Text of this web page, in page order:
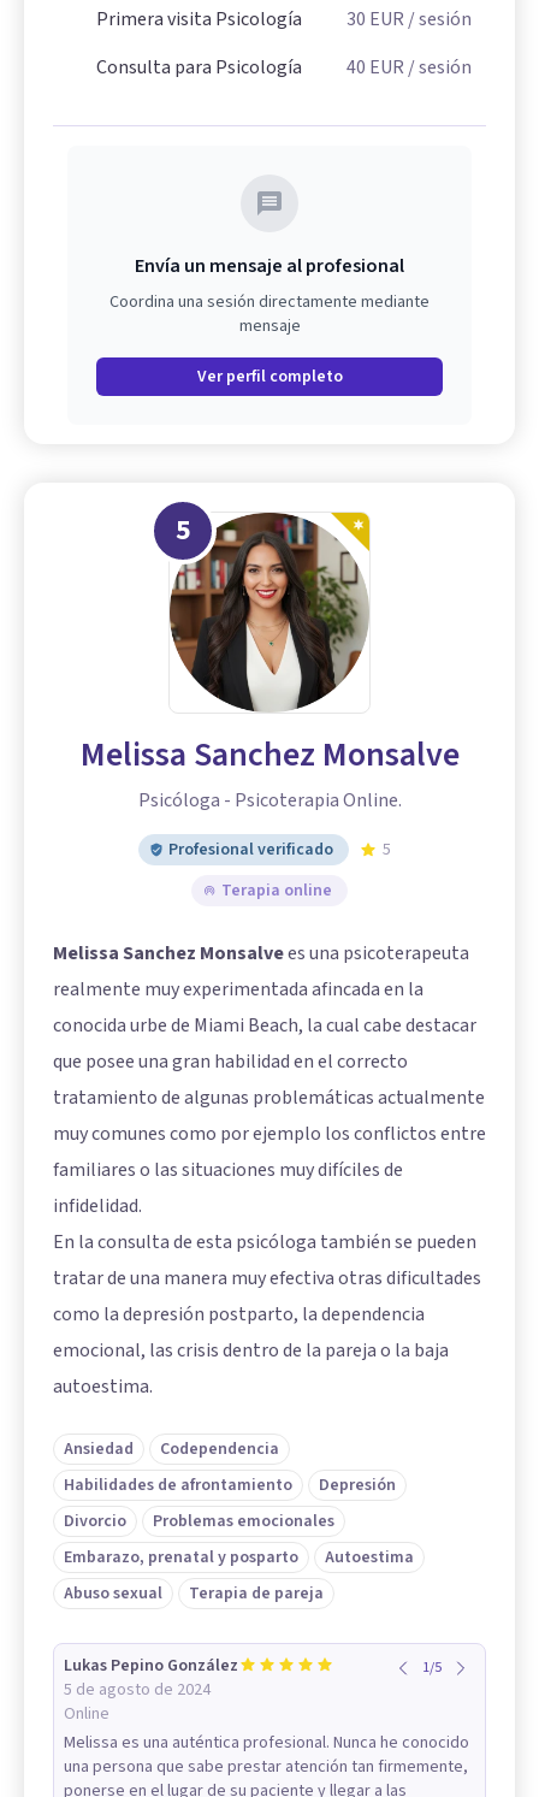
Primera visita Psicología
30 EUR / sesión
Consulta para Psicología
40 EUR / sesión
Envía un mensaje al profesional
Coordina una sesión directamente mediante
mensaje
Ver perfil completo
5
Melissa Sanchez Monsalve
Psicóloga - Psicoterapia Online.
Profesional verificado
5
Terapia online
Melissa Sanchez Monsalvees una psicoterapeuta
realmente muy experimentada afincada en la
conocida urbe de Miami Beach, la cual cabe destacar
que posee una gran habilidad en el correcto
tratamiento de algunas problemáticas actualmente
muy comunes como por ejemplo los conflictos entre
familiares o las situaciones muy difíciles de
infidelidad.
En la consulta de esta psicóloga también se pueden
tratar de una manera muy efectiva otras dificultades
como la depresión postparto, la dependencia
emocional, las crisis dentro de la pareja o la baja
autoestima.
Ansiedad
Codependencia
Habilidades de afrontamiento
Depresión
Divorcio
Problemas emocionales
Embarazo, prenatal y posparto
Autoestima
Abuso sexual
Terapia de pareja
Lukas Pepino González
5 de agosto de 2024
Online
1/5
Melissa es una auténtica profesional. Nunca he conocido
una persona que sabe prestar atención tan firmemente,
ponerse en el lugar de su paciente y llegar a las